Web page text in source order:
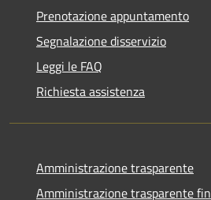
Prenotazione appuntamento
Segnalazione disservizio
Leggi le FAQ
Richiesta assistenza
Amministrazione trasparente
Amministrazione trasparente